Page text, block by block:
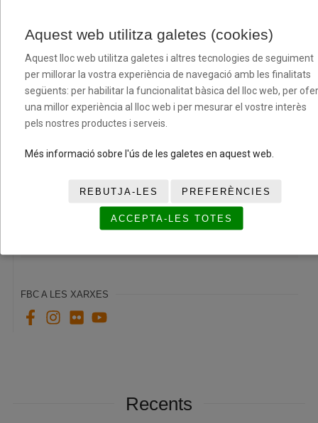
Passades que connecten persones al Centre
Penitenciari Mas d’Enric
FBC A LES XARXES
Recents
Aquest web utilitza galetes (cookies)
Aquest lloc web utilitza galetes i altres tecnologies de seguiment
per millorar la vostra experiència de navegació amb les finalitats
següents: per habilitar la funcionalitat bàsica del lloc web, per
una millor experiència al lloc web i per mesurar el vostre interès
pels nostres productes i serveis.
Més informació sobre l'ús de les galetes en aquest web.
REBUTJA-LES PREFERÈNCIES
ACCEPTA-LES TOTES